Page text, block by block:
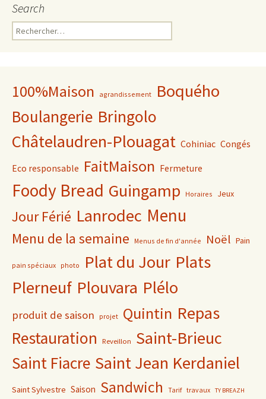
Search
Rechercher :
100%Maison agrandissement Boquého
Boulangerie Bringolo
Châtelaudren-Plouagat Cohiniac Congés
Eco responsable FaitMaison Fermeture
Foody Bread Guingamp Horaires Jeux
Jour Férié Lanrodec Menu
Menu de la semaine Menus de fin d'année Noël Pain
pain spéciaux photo Plat du Jour Plats
Plerneuf Plouvara Plélo
produit de saison projet Quintin Repas
Restauration Reveillon Saint-Brieuc
Saint Fiacre Saint Jean Kerdaniel
Saint Sylvestre Saison Sandwich Tarif travaux TY BREAZH